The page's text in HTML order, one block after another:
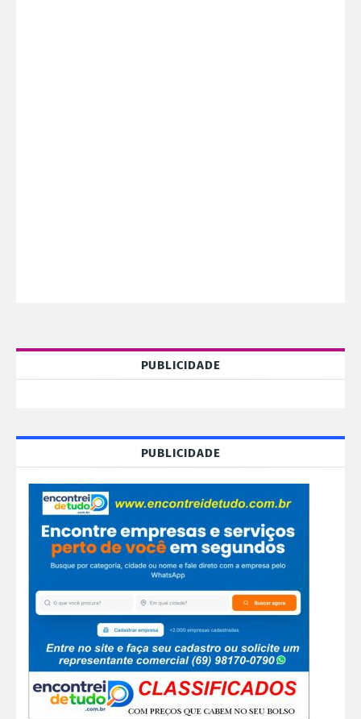
PUBLICIDADE
PUBLICIDADE